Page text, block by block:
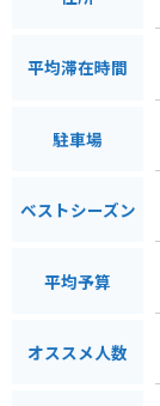
平均滞在時間
駐車場
ベストシーズン
平均予算
オススメ人数